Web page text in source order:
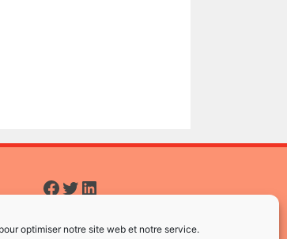
optimiser notre site web et notre service.
Facebook
Twitter
LinkedIn